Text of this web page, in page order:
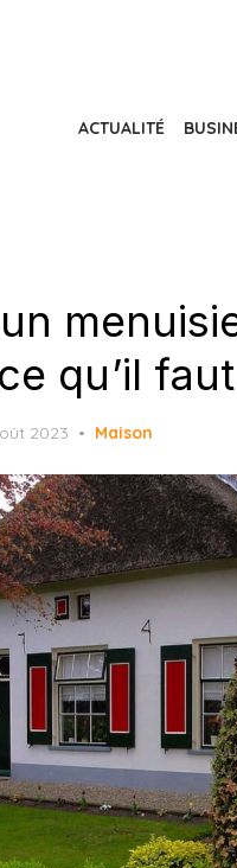
ACTUALITÉ
qu’il
2023 Maison